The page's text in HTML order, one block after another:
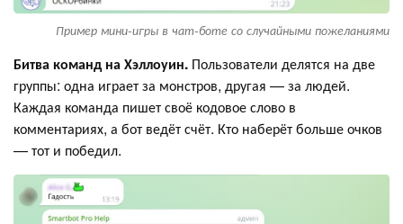
Пример мини-игры в чат-боте со случайными пожеланиями
Битва команд на Хэллоуин. Пользователи делятся на две
группы: одна играет за монстров, другая — за людей.
Каждая команда пишет своё кодовое слово в
комментариях, а бот ведёт счёт. Кто наберёт больше очков
— тот и победил.